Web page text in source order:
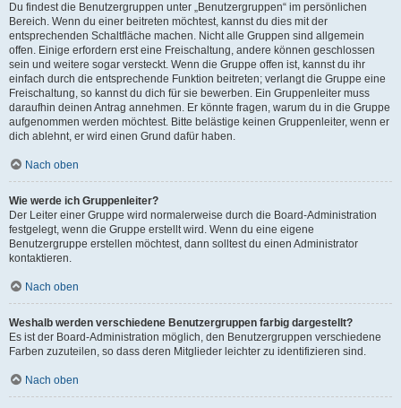
Du findest die Benutzergruppen unter „Benutzergruppen“ im persönlichen
Bereich. Wenn du einer beitreten möchtest, kannst du dies mit der
entsprechenden Schaltfläche machen. Nicht alle Gruppen sind allgemein
offen. Einige erfordern erst eine Freischaltung, andere können geschlossen
sein und weitere sogar versteckt. Wenn die Gruppe offen ist, kannst du ihr
einfach durch die entsprechende Funktion beitreten; verlangt die Gruppe eine
Freischaltung, so kannst du dich für sie bewerben. Ein Gruppenleiter muss
daraufhin deinen Antrag annehmen. Er könnte fragen, warum du in die Gruppe
aufgenommen werden möchtest. Bitte belästige keinen Gruppenleiter, wenn er
dich ablehnt, er wird einen Grund dafür haben.
Nach oben
Wie werde ich Gruppenleiter?
Der Leiter einer Gruppe wird normalerweise durch die Board-Administration
festgelegt, wenn die Gruppe erstellt wird. Wenn du eine eigene
Benutzergruppe erstellen möchtest, dann solltest du einen Administrator
kontaktieren.
Nach oben
Weshalb werden verschiedene Benutzergruppen farbig dargestellt?
Es ist der Board-Administration möglich, den Benutzergruppen verschiedene
Farben zuzuteilen, so dass deren Mitglieder leichter zu identifizieren sind.
Nach oben